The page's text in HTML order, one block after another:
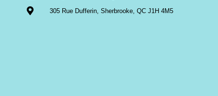
305 Rue Dufferin, Sherbrooke, QC J1H 4M5